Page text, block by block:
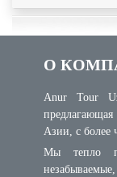
О
Anur Tour
Азии, с более
Мы тепло